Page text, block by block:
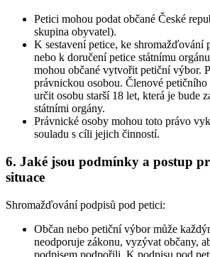
Petici mohou podat občané České
skupina obyvatel).
K sestavení petice, ke shromažďování
nebo k doručení petice státnímu
mohou občané vytvořit petiční výbor.
právnickou osobou. Členové
určit osobu starší 18 let, která je bude
státními orgány.
Právnické osoby mohou toto právo
souladu s cíli jejich činností.
6. Jaké jsou podmínky a postup
situace
Shromažďování podpisů pod petici:
Občan nebo petiční výbor může
neodporuje zákonu, vyzývat občany,
podpisem podpořili. K podpisu pod